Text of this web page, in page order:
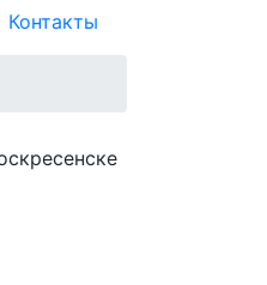
Контакты